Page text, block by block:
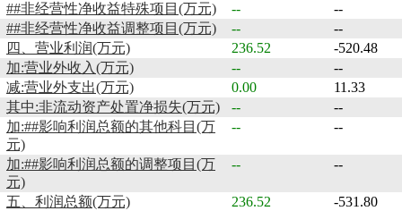
##非经营性净收益特殊项目(万元)
--
--
##非经营性净收益调整项目(万元)
--
--
四、营业利润(万元)
236.52
-520.48
加:营业外收入(万元)
--
--
减:营业外支出(万元)
0.00
11.33
其中:非流动资产处置净损失(万元)
--
--
加:##影响利润总额的其他科目(万
元)
-- --
加:##影响利润总额的调整项目(万
元)
-- --
五、利润总额(万元) 236.52
-531.80